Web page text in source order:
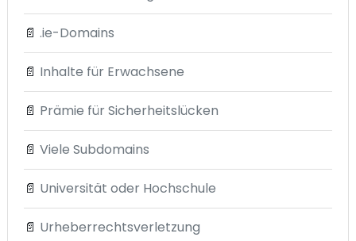
📄 .ie-Domains
📄 Inhalte für Erwachsene
📄 Prämie für Sicherheitslücken
📄 Viele Subdomains
📄 Universität oder Hochschule
📄 Urheberrechtsverletzung